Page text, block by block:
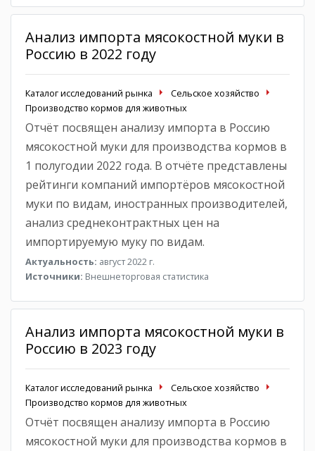
Анализ импорта мясокостной муки в
Россию в 2022 году
Каталог исследований рынка
Сельское хозяйство
Производство кормов для животных
Отчёт посвящен анализу импорта в Россию
мясокостной муки для производства кормов в
1 полугодии 2022 года. В отчёте представлены
рейтинги компаний импортёров мясокостной
муки по видам, иностранных производителей,
анализ среднеконтрактных цен на
импортируемую муку по видам.
Актуальность: август 2022 г.
Источники: Внешнеторговая статистика
Анализ импорта мясокостной муки в
Россию в 2023 году
Каталог исследований рынка
Сельское хозяйство
Производство кормов для животных
Отчёт посвящен анализу импорта в Россию
мясокостной муки для производства кормов в